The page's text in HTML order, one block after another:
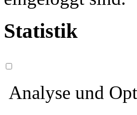
Statistik
Analyse und